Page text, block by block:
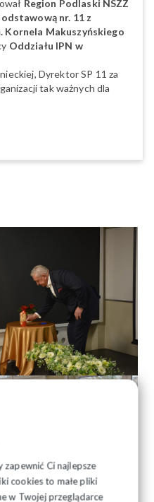
Ci najlepsze
cookies to małe pliki
w Twojej przeglądarce
Region Podlaski NSZZ
nr. 11 z
Kornela Makuszyńskiego
Oddziału IPN w
Dyrektor SP 11 za
tak ważnych dla